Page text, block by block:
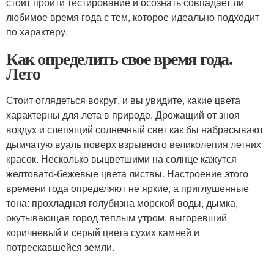
любимое время года с тем, которое идеально подходит
по характеру.
Как определить свое время года.
Лето
Стоит оглядеться вокруг, и вы увидите, какие цвета
характерны для лета в природе. Дрожащий от зноя
воздух и слепящий солнечный свет как бы набрасывают
дымчатую вуаль поверх взрывного великолепия летних
красок. Несколько выцветшими на солнце кажутся
желтовато-бежевые цвета листвы. Настроение этого
времени года определяют не яркие, а приглушенные
тона: прохладная голубизна морской воды, дымка,
окутывающая город теплым утром, выгоревший
коричневый и серый цвета сухих камней и
потрескавшейся земли.